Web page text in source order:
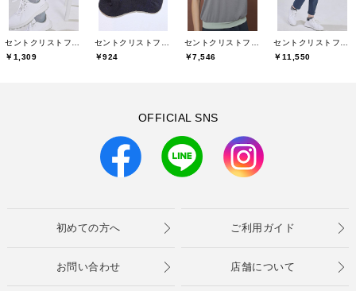
￥1,309
￥924
￥7,546
￥11,550
OFFICIAL SNS
初めての方へ ご利用ガイド
お問い合わせ 店舗について